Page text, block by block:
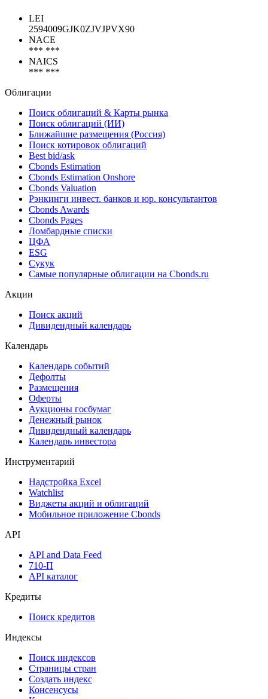
Коды
LEI
2594009GJK0ZJVJPVX90
*** ***
*** ***
Облигации
Поиск облигаций & Карты рынка
Поиск облигаций (ИИ)
Ближайшие размещения (Россия)
Поиск котировок облигаций
Best bid/ask
Cbonds Estimation
Cbonds Estimation Onshore
Cbonds Valuation
Рэнкинги инвест. банков и юр. консультантов
Cbonds Awards
Cbonds Pages
Ломбардные списки
ESG
Самые популярные облигации на Cbonds.ru
Дивидендный календарь
Календарь
Календарь событий
Дефолты
Размещения
Оферты
Денежный рынок
Календарь инвестора
Инструментарий
Мобильное приложение Cbonds
API
API and Data Feed
API каталог
Кредиты
Поиск кредитов
Индексы